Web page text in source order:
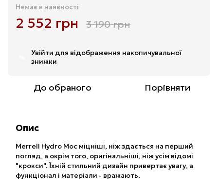
Немає в наявності
2 552 грн 3 190 грн
Увійти для відображення накопичувальної
знижки
До обраного Порівняти
Опис
Merrell Hydro Moc міцніші, ніж здається на перший
погляд, а окрім того, оригінальніші, ніж усім відомі
"крокси". Їхній стильний дизайн привертає увагу, а
функціонал і матеріали - вражають.